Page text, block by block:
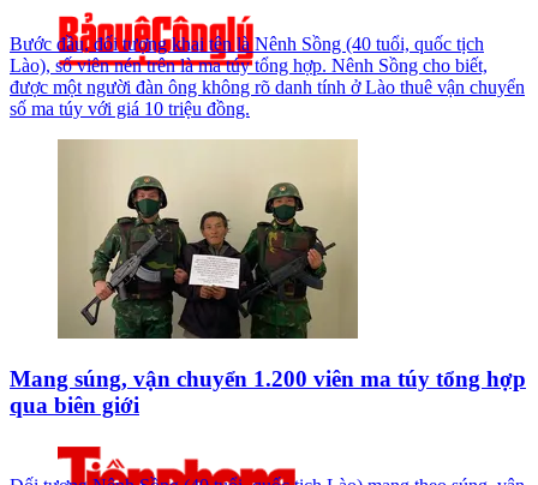
Bước đầu, đối tượng khai tên là Nênh Sồng (40 tuổi, quốc tịch
Lào), số viên nén trên là ma túy tổng hợp. Nênh Sồng cho biết,
được một người đàn ông không rõ danh tính ở Lào thuê vận chuyển
số ma túy với giá 10 triệu đồng.
Mang súng, vận chuyển 1.200 viên ma túy tổng hợp
qua biên giới